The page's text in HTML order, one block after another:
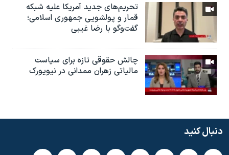
تحریم‌های جدید آمریکا علیه شبکه
قمار و پولشویی جمهوری اسلامی؛
گفت‌وگو با رضا غیبی
چالش حقوقی تازه برای سیاست
مالیاتی زهران ممدانی در نیویورک
دنبال کنید